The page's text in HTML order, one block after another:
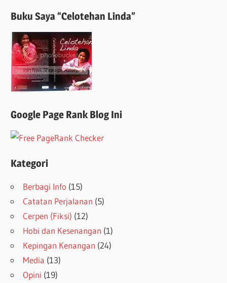
Buku Saya “Celotehan Linda”
Google Page Rank Blog Ini
Kategori
Berbagi Info (15)
Catatan Perjalanan (5)
Cerpen (Fiksi) (12)
Hobi dan Kesenangan (1)
Kepingan Kenangan (24)
Media (13)
Opini (19)